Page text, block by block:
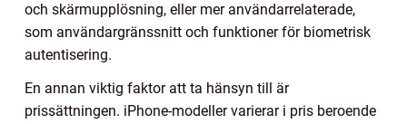
och skärmupplösning, eller mer användarrelaterade,
som användargränssnitt och funktioner för biometrisk
autentisering.
En annan viktig faktor att ta hänsyn till är
prissättningen. iPhone-modeller varierar i pris beroende